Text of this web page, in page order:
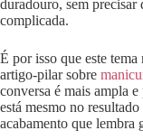
duradouro, sem
complicada.
É por isso que este
artigo-pilar sobre
conversa é mais ampla
está mesmo no
acabamento que lembra